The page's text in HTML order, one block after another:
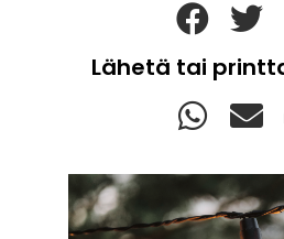
Lähetä tai